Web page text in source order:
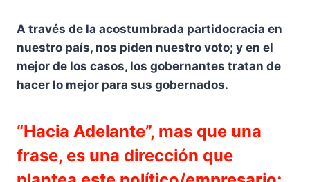
A través de la acostumbrada partidocracia en
nuestro país, nos piden nuestro voto; y en el
mejor de los casos, los gobernantes tratan de
hacer lo mejor para sus gobernados.
“Hacia Adelante”, mas que una
frase, es una dirección que